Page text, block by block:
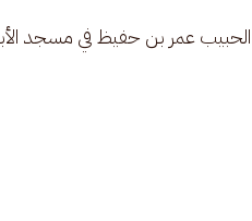
عمر بن حفيظ في مسجد